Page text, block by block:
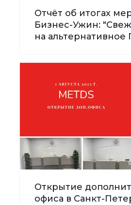
Отчёт об итогах
Бизнес-Ужин:
на альтернативное
Открытие
офиса в Санкт-